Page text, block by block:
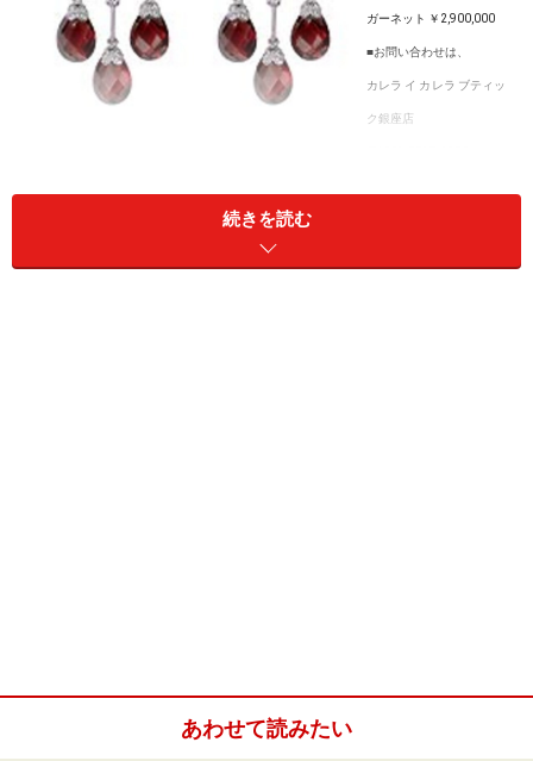
ガーネット ￥2,900,000
■お問い合わせは、
カレラ イ カレラ ブティッ
ク銀座店
誕生石のガーネットは赤ですが、この宝石にはオレン
というのは、あるジュエラーでショップスタッフが「ロ
ードライトは、ガーネットのなかでも特に希少で価値の
続きを読む
あわせて読みたい